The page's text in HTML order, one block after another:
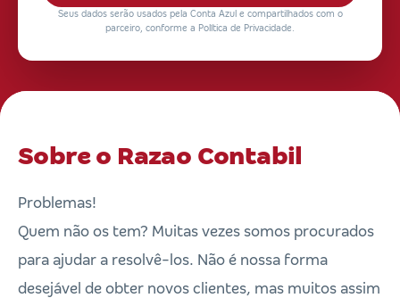
Seus dados serão usados pela Conta Azul e compartilhados com o
parceiro, conforme a Política de Privacidade.
Sobre o Razao Contabil
Problemas!
Quem não os tem? Muitas vezes somos procurados
para ajudar a resolvê-los. Não é nossa forma
desejável de obter novos clientes, mas muitos assim